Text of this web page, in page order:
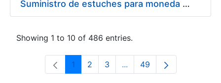
Suministro de estuches para moneda de 30 €
Showing 1 to 10 of 486 entries.
Page
1 Page
2 Page
3 ...Intermediate Pages Use
Page
49